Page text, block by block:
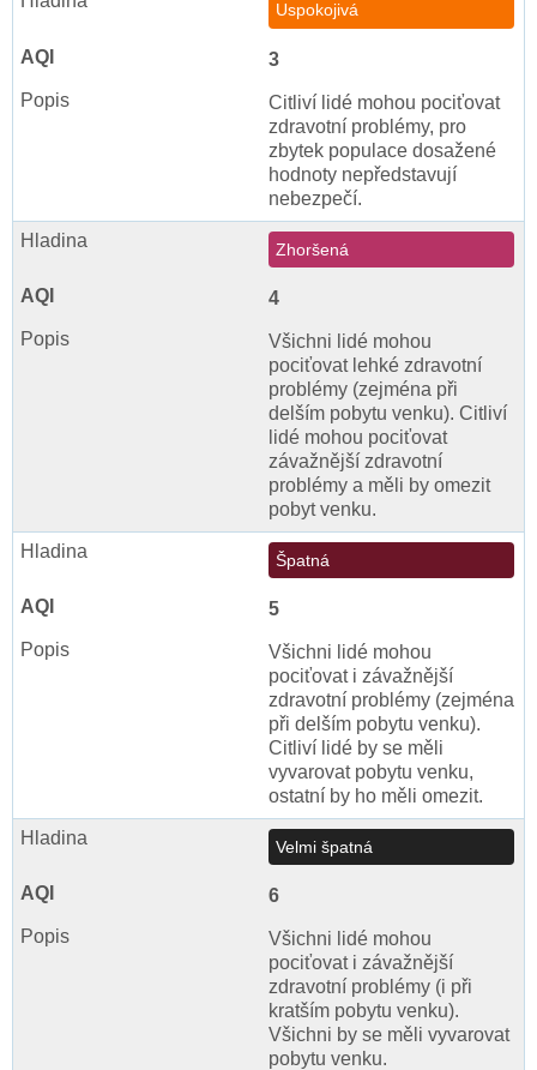
Uspokojivá
3
Citliví lidé mohou pociťovat
zdravotní problémy, pro
zbytek populace dosažené
hodnoty nepředstavují
nebezpečí.
Zhoršená
4
Všichni lidé mohou
pociťovat lehké zdravotní
problémy (zejména při
delším pobytu venku). Citliví
lidé mohou pociťovat
závažnější zdravotní
problémy a měli by omezit
pobyt venku.
Špatná
5
Všichni lidé mohou
pociťovat i závažnější
zdravotní problémy (zejména
při delším pobytu venku).
Citliví lidé by se měli
vyvarovat pobytu venku,
ostatní by ho měli omezit.
Velmi špatná
6
Všichni lidé mohou
pociťovat i závažnější
zdravotní problémy (i při
kratším pobytu venku).
Všichni by se měli vyvarovat
pobytu venku.